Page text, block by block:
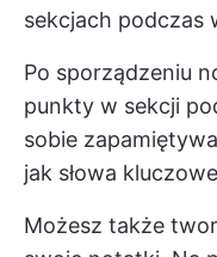
sekcjach podczas
Po sporządzeniu
punkty w sekcji
sobie
jak słowa
Możesz także